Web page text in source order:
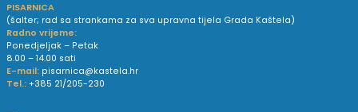
PISARNICA
(šalter; rad sa strankama za sva upravna tijela Grada Kaštela)
Radno vrijeme:
Ponedjeljak – Petak
8.00 – 14.00 sati
E-mail: pisarnica@kastela.hr
Tel.: +385 21/205-230